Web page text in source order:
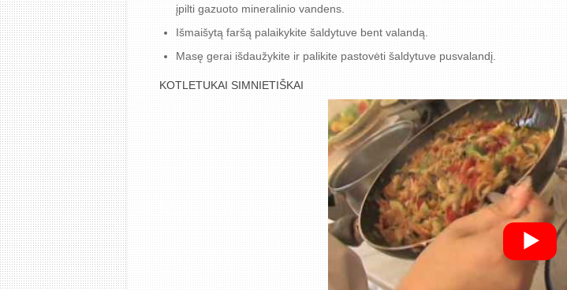
įpilti gazuoto mineralinio vandens.
Išmaišytą faršą palaikykite šaldytuve bent valandą.
Masę gerai išdaužykite ir palikite pastovėti šaldytuve pusvalandį.
KOTLETUKAI SIMNIETIŠKAI